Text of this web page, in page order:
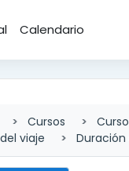
Calendario
Cursos
viaje